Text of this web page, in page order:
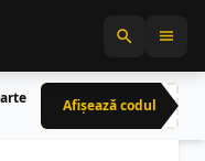
Afișează codulCRN